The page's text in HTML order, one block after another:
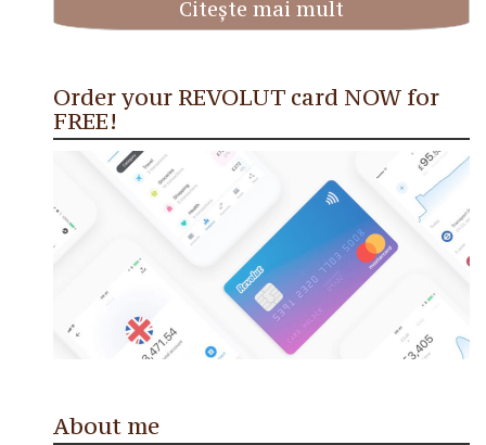
Citește mai mult
Order your REVOLUT card NOW for
FREE!
About me